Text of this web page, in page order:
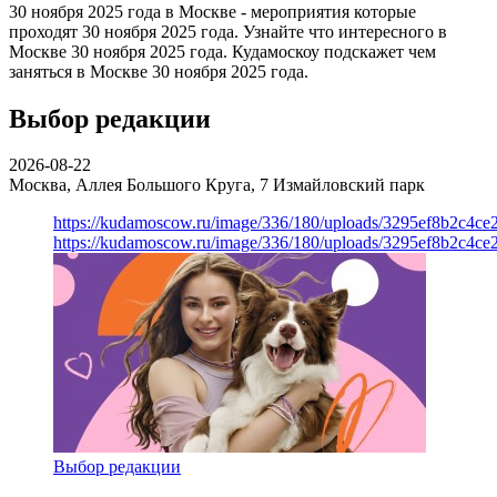
30 ноября 2025 года в Москве - мероприятия которые
проходят 30 ноября 2025 года. Узнайте что интересного в
Москве 30 ноября 2025 года. Кудамоскоу подскажет чем
заняться в Москве 30 ноября 2025 года.
Выбор редакции
2026-08-22
Москва, Аллея Большого Круга, 7 Измайловский парк
https://kudamoscow.ru/image/336/180/uploads/
https://kudamoscow.ru/image/336/180/uploads/
Выбор редакции